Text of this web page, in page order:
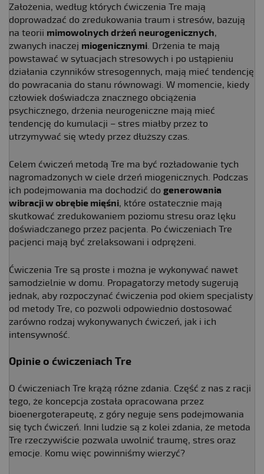
Założenia, według których ćwiczenia Tre mają
doprowadzać do zredukowania traum i stresów, bazują
na teorii mimowolnych drżeń neurogenicznych,
zwanych inaczej miogenicznymi. Drżenia te mają
powstawać w sytuacjach stresowych i po ustąpieniu
działania czynników stresogennych, mają mieć tendencję
do powracania do stanu równowagi. W momencie, kiedy
człowiek doświadcza znacznego obciążenia
psychicznego, drżenia neurogeniczne mają mieć
tendencję do kumulacji – stres miałby przez to
utrzymywać się wtedy przez dłuższy czas.
Celem ćwiczeń metodą Tre ma być rozładowanie tych
nagromadzonych w ciele drżeń miogenicznych. Podczas
ich podejmowania ma dochodzić do generowania
wibracji w obrębie mięśni, które ostatecznie mają
skutkować zredukowaniem poziomu stresu oraz lęku
doświadczanego przez pacjenta. Po ćwiczeniach Tre
pacjenci mają być zrelaksowani i odprężeni.
Ćwiczenia Tre są proste i można je wykonywać nawet
samodzielnie w domu. Propagatorzy metody sugerują
jednak, aby rozpoczynać ćwiczenia pod okiem specjalisty
od metody Tre, co pozwoli odpowiednio dostosować
zarówno rodzaj wykonywanych ćwiczeń, jak i ich
intensywność.
Opinie o ćwiczeniach Tre
O ćwiczeniach Tre krążą różne zdania. Część z nas z racji
tego, że koncepcja została opracowana przez
bioenergoterapeutę, z góry neguje sens podejmowania
się tych ćwiczeń. Inni ludzie są z kolei zdania, że metoda
Tre rzeczywiście pozwala uwolnić traumę, stres oraz
emocje. Komu więc powinniśmy wierzyć?